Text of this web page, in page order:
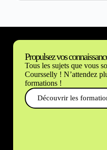
Propulsez vos
Tous les sujets que vous
Coursselly ! N’attendez
formations !
Découvrir les